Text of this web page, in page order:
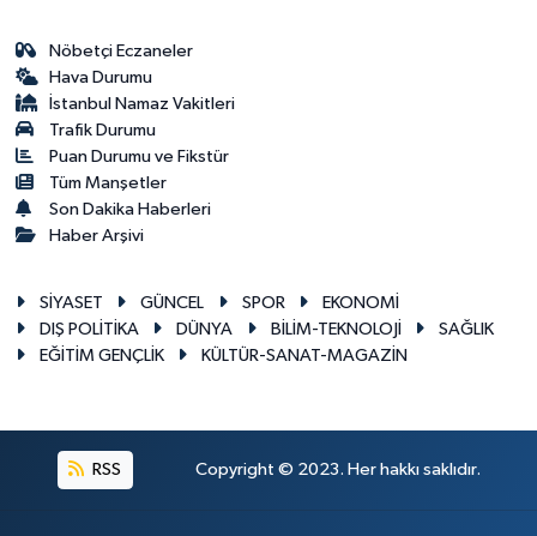
Nöbetçi Eczaneler
Hava Durumu
İstanbul Namaz Vakitleri
Trafik Durumu
Puan Durumu ve Fikstür
Tüm Manşetler
Son Dakika Haberleri
Haber Arşivi
SİYASET GÜNCEL SPOR
EKONOMİ
DIŞ POLİTİKA
DÜNYA BİLİM-TEKNOLOJİ
SAĞLIK
EĞİTİM GENÇLİK
KÜLTÜR-SANAT-MAGAZİN
RSS Copyright © 2023. Her hakkı saklıdır.